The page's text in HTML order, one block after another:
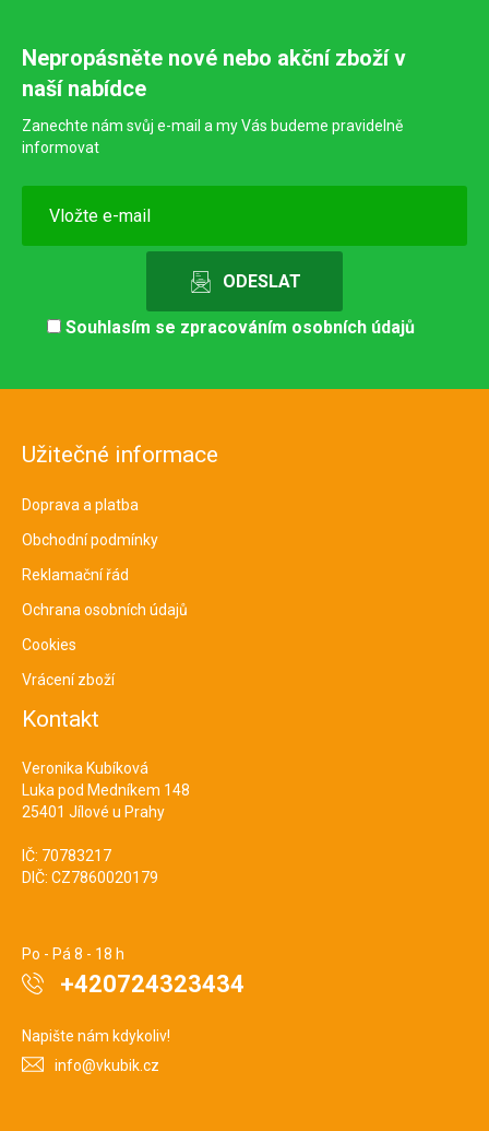
Nepropásněte nové nebo akční zboží v
naší nabídce
Zanechte nám svůj e-mail a my Vás budeme pravidelně
informovat
Souhlasím se zpracováním osobních údajů
Užitečné informace
Doprava a platba
Obchodní podmínky
Reklamační řád
Ochrana osobních údajů
Cookies
Vrácení zboží
Kontakt
Veronika Kubíková
Luka pod Medníkem 148
25401 Jílové u Prahy
IČ: 70783217
DIČ: CZ7860020179
Po - Pá 8 - 18 h
+420724323434
Napište nám kdykoliv!
info@vkubik.cz